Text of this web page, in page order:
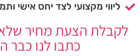
ליווי מקצועי לצד יחס אישי
לקבלת הצעת מחיר
כתבו לנו כבר